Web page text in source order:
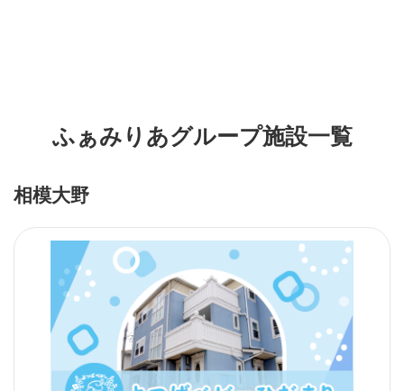
ふぁみりあグループ施設一覧
相模大野